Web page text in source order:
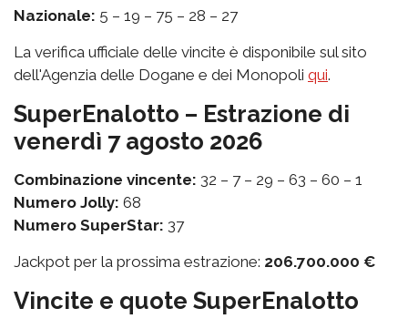
Nazionale: 5 – 19 – 75 – 28 – 27
La verifica ufficiale delle vincite è disponibile sul sito
dell'Agenzia delle Dogane e dei Monopoli qui.
SuperEnalotto – Estrazione di
venerdì 7 agosto 2026
Combinazione vincente: 32 – 7 – 29 – 63 – 60 – 1
Numero Jolly: 68
Numero SuperStar: 37
Jackpot per la prossima estrazione: 206.700.000 €
Vincite e quote SuperEnalotto